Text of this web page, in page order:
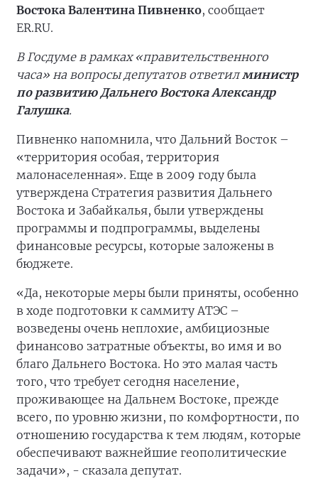
Востока Валентина Пивненко, сообщает
ER.RU.
В Госдуме в рамках «правительственного
часа» на вопросы депутатов ответилминистр
по развитию Дальнего Востока Александр
Галушка.
Пивненко напомнила, что Дальний Восток –
«территория особая, территория
малонаселенная». Еще в 2009 году была
утверждена Стратегия развития Дальнего
Востока и Забайкалья, были утверждены
программы и подпрограммы, выделены
финансовые ресурсы, которые заложены в
бюджете.
«Да, некоторые меры были приняты, особенно
в ходе подготовки к саммиту АТЭС –
возведены очень неплохие, амбициозные
финансово затратные объекты, во имя и во
благо Дальнего Востока. Но это малая часть
того, что требует сегодня население,
проживающее на Дальнем Востоке, прежде
всего, по уровню жизни, по комфортности, по
отношению государства к тем людям, которые
обеспечивают важнейшие геополитические
задачи», - сказала депутат.